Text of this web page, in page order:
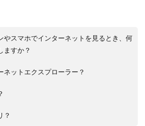
やスマホでインターネットを見るとき、何
ますか？
ネットエクスプローラー？
？